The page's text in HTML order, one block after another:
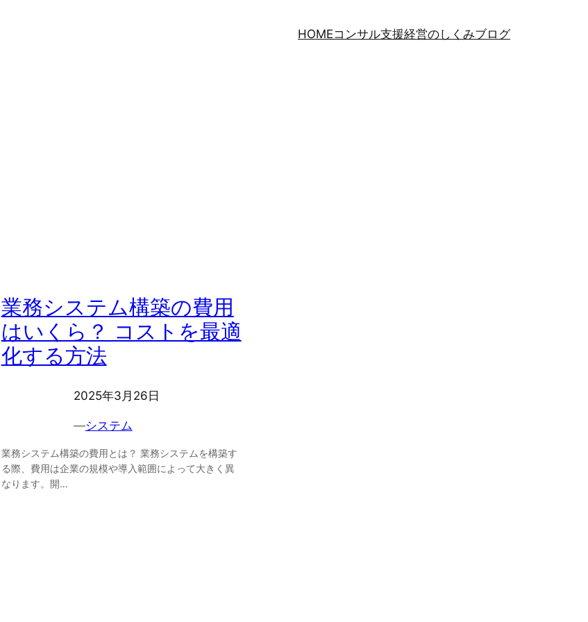
HOMEコンサル支援経営のしくみブログ
業務システム構築の費用
はいくら？ コストを最適
化する方法
2025年3月26日
―システム
業務システム構築の費用とは？ 業務システムを構築す
る際、費用は企業の規模や導入範囲によって大きく異
なります。開…